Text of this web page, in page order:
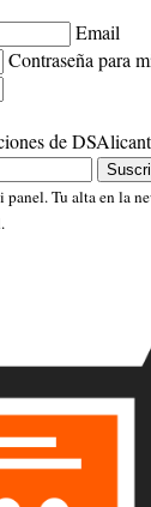
Email
Contraseña para
de
panel. Tu alta en la